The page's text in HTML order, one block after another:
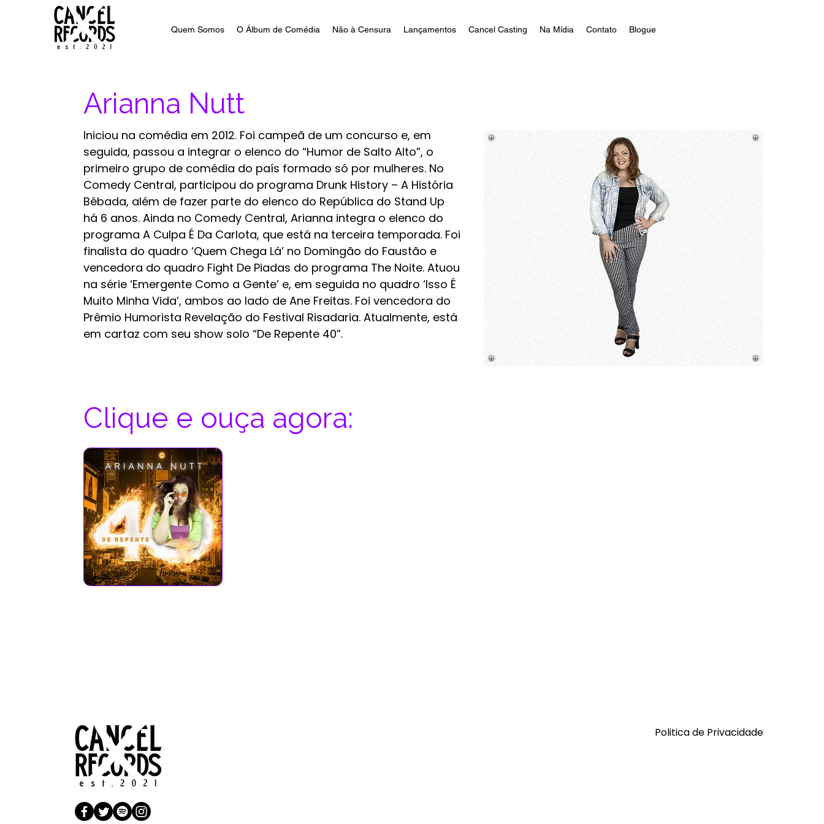
Quem Somos O Álbum de Comédia Não à Censura Lançamentos Cancel Casting Na Mídia Contato Blogue
Arianna Nutt
Iniciou na comédia em 2012. Foi campeã de um concurso e, em
seguida, passou a integrar o elenco do “Humor de Salto Alto”, o
primeiro grupo de comédia do país formado só por mulheres. No
Comedy Central, participou do programa Drunk History – A História
Bêbada, além de fazer parte do elenco do República do Stand Up
há 6 anos. Ainda no Comedy Central, Arianna integra o elenco do
programa A Culpa É Da Carlota, que está na terceira temporada. Foi
finalista do quadro ‘Quem Chega Lá’ no Domingão do Faustão e
vencedora do quadro Fight De Piadas do programa The Noite. Atuou
na série ‘Emergente Como a Gente’ e, em seguida no quadro ‘Isso É
Muito Minha Vida’, ambos ao lado de Ane Freitas. Foi vencedora do
Prêmio Humorista Revelação do Festival Risadaria. Atualmente, está
em cartaz com seu show solo “De Repente 40”.
Clique e ouça agora:
Politica de Privacidade